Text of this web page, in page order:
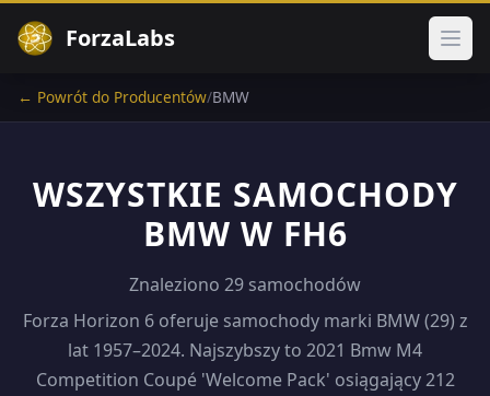
ForzaLabs
← Powrót do Producentów/BMW
WSZYSTKIE SAMOCHODY
BMW W FH6
Znaleziono 29 samochodów
Forza Horizon 6 oferuje samochody marki BMW (29) z
lat 1957–2024. Najszybszy to 2021 Bmw M4
Competition Coupé 'Welcome Pack' osiągający 212